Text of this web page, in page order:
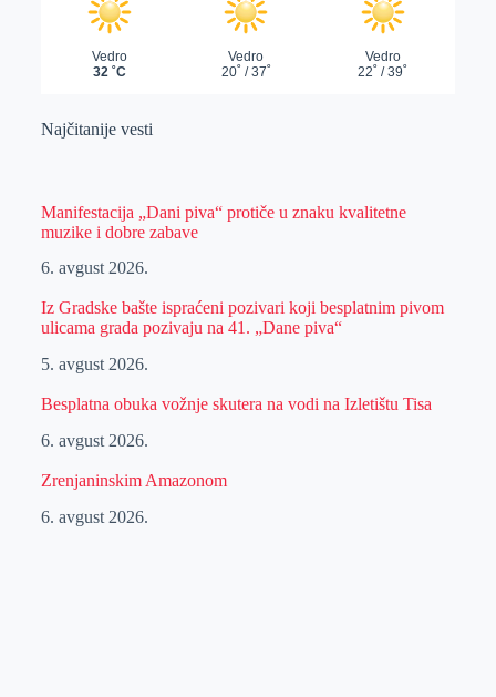
Najčitanije vesti
Manifestacija „Dani piva“ protiče u znaku kvalitetne
muzike i dobre zabave
6. avgust 2026.
Iz Gradske bašte ispraćeni pozivari koji besplatnim pivom
ulicama grada pozivaju na 41. „Dane piva“
5. avgust 2026.
Besplatna obuka vožnje skutera na vodi na Izletištu Tisa
6. avgust 2026.
Zrenjaninskim Amazonom
6. avgust 2026.